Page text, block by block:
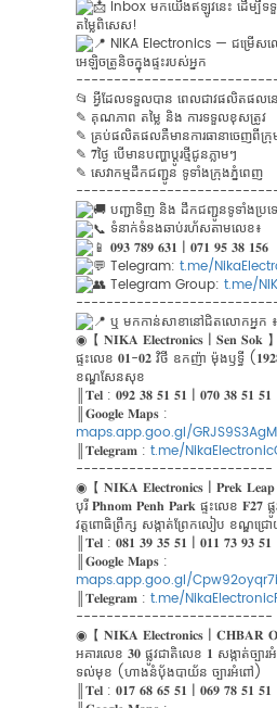
Inbox មកយើងឥឡូវនេះ ដើម្បីទ
តម្លៃពិសេស!
NIKA Electronics — ជម្រើស
អេឡិចត្រូនិចក្នុងផ្ទះរបស់អ្នក
📂︎ អ្វីដែលទទួលបាន ពេលជាវផលិតផលន
✎ គុណភាព តម្លៃ និង ការទទួលខុសត្រូវ
✎ គ្រប់ផលិតផលគឺមានការធានាចេញពីក្រុ
✎ 𝟕ថ្ងៃ បើមានបញ្ហាប្ដូរថ្មីជូនភ្លាមៗ
✎ សេវាកម្មដឹកជញ្ជូន ទូទាំងក្រុងភ្នំពេញ
បញ្ជាទិញ និង ដឹកជញ្ជូនទូទាំងប្រ
ទំនាក់ទំនងឆាប់រហ័សតាមលេខ៖
𝟎𝟗𝟑 𝟕𝟖𝟗 𝟔𝟑𝟏 | 𝟎𝟕𝟏 𝟗𝟓 𝟑𝟖 𝟏𝟓𝟔
Telegram: t.me/
Telegram Group: t.me/
ឬ មកកាន់សាខានៅជិតលោកអ្នក ៖
◉【 𝐍𝐈𝐊𝐀 𝐄𝐥𝐞𝐜𝐭𝐫𝐨𝐧𝐢𝐜𝐬 | 𝐒𝐞𝐧 𝐒𝐨𝐤 】
ផ្ទះលេខ 𝟎𝟏-𝟎𝟐 វិថី ឧកញ៉ា ម៉ុងឫទ្ធី
ខណ្ឌសែនសុខ
║𝐓𝐞𝐥 : 𝟎𝟗𝟐 𝟑𝟖 𝟓𝟏 𝟓𝟏 | 𝟎𝟕𝟎 𝟑𝟖 𝟓𝟏 𝟓𝟏
║𝐆𝐨𝐨𝐠𝐥𝐞 𝐌𝐚𝐩𝐬 :
maps.app.goo.gl/
║𝐓𝐞𝐥𝐞𝐠𝐫𝐚𝐦 : t.me/
--------------------------
◉【 𝐍𝐈𝐊𝐀 𝐄𝐥𝐞𝐜𝐭𝐫𝐨𝐧𝐢𝐜𝐬 | 𝐏𝐫𝐞𝐤 𝐋𝐞𝐚𝐩
បុរី 𝐏𝐡𝐧𝐨𝐦 𝐏𝐞𝐧𝐡 𝐏𝐚𝐫𝐤 ផ្ទះលេខ 𝐅𝟐𝟕
វត្ត​ពោធិព្រឹក្ស សង្កាត់ព្រែកលៀប ខណ្ឌជ្រោ
║𝐓𝐞𝐥 : 𝟎𝟖𝟏 𝟑𝟗 𝟑𝟓 𝟓𝟏 | 𝟎𝟏𝟏 𝟕𝟑 𝟗𝟑 𝟓𝟏
║𝐆𝐨𝐨𝐠𝐥𝐞 𝐌𝐚𝐩𝐬 :
maps.app.goo.gl/
║𝐓𝐞𝐥𝐞𝐠𝐫𝐚𝐦 : t.me/
--------------------------
◉【 𝐍𝐈𝐊𝐀 𝐄𝐥𝐞𝐜𝐭𝐫𝐨𝐧𝐢𝐜𝐬 | 𝐂𝐇𝐁𝐀𝐑
អគារលេខ 𝟑𝟎 ផ្លូវជាតិលេខ 𝟏 សង្កាត់ច្បា
ទល់មុខ (ហាងនំប៉័ងបាយ័ន ច្បារអំពៅ)
║𝐓𝐞𝐥 : 𝟎𝟏𝟕 𝟔𝟖 𝟔𝟓 𝟓𝟏 | 𝟎𝟔𝟗 𝟕𝟖 𝟓𝟏 𝟓𝟏